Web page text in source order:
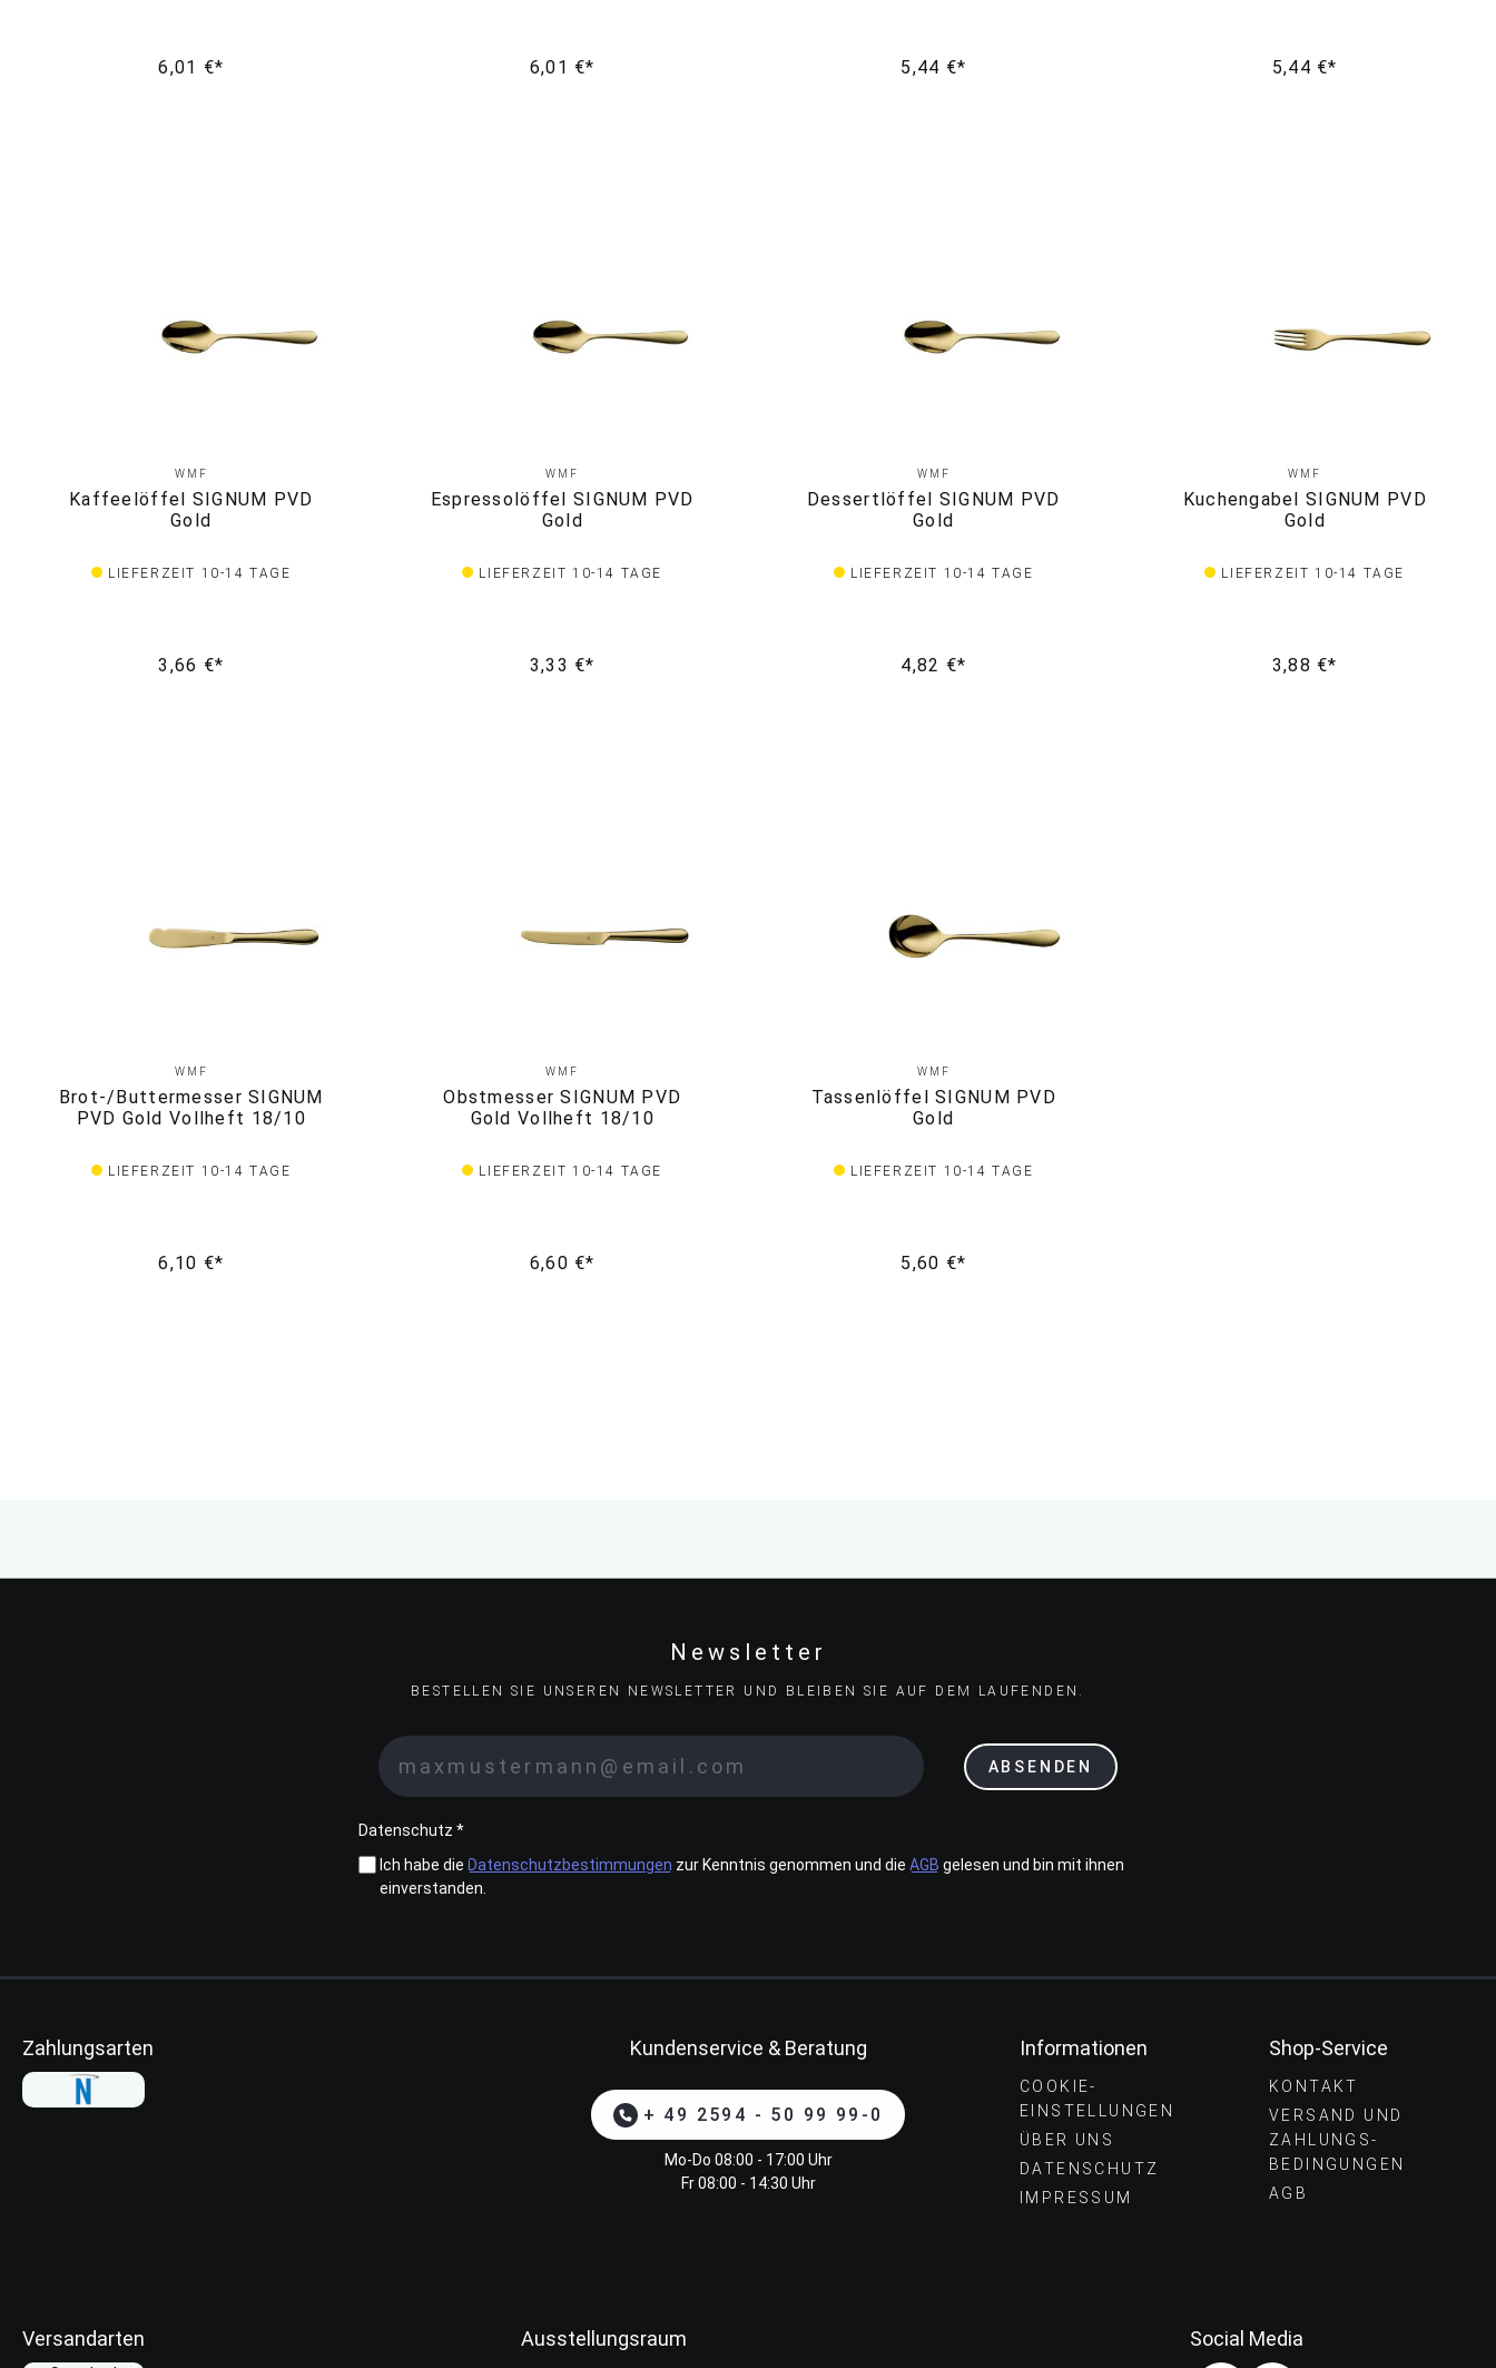
6,01 €* 6,01 €* 5,44 €* 5,44 €*
WMF
Kaffeelöffel SIGNUM PVD
Gold
LIEFERZEIT 10-14 TAGE
3,66 €*
WMF
Espressolöffel SIGNUM PVD
Gold
LIEFERZEIT 10-14 TAGE
3,33 €*
WMF
Dessertlöffel SIGNUM PVD
Gold
LIEFERZEIT 10-14 TAGE
4,82 €*
WMF
Kuchengabel SIGNUM PVD
Gold
LIEFERZEIT 10-14 TAGE
3,88 €*
WMF
Brot-/Buttermesser SIGNUM
PVD Gold Vollheft 18/10
LIEFERZEIT 10-14 TAGE
6,10 €*
WMF
Obstmesser SIGNUM PVD
Gold Vollheft 18/10
LIEFERZEIT 10-14 TAGE
6,60 €*
WMF
Tassenlöffel SIGNUM PVD
Gold
LIEFERZEIT 10-14 TAGE
5,60 €*
Newsletter
BESTELLEN SIE UNSEREN NEWSLETTER UND BLEIBEN SIE AUF DEM LAUFENDEN.
ABSENDEN
Datenschutz *
Ich habe die Datenschutzbestimmungen zur Kenntnis genommen und die AGB gelesen und bin mit ihnen
einverstanden.
Zahlungsarten Kundenservice & Beratung
+ 49 2594 - 50 99 99-0
Mo-Do 08:00 - 17:00 Uhr
Fr 08:00 - 14:30 Uhr
Informationen
COOKIE-
EINSTELLUNGEN
ÜBER UNS
DATENSCHUTZ
IMPRESSUM
Shop-Service
KONTAKT
VERSAND UND
ZAHLUNGS­
BEDINGUNGEN
AGB
Versandarten Ausstellungsraum Social Media